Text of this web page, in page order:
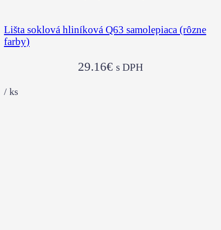
Lišta soklová hliníková Q63 samolepiaca (rôzne
farby)
29.16€ s DPH
/ ks